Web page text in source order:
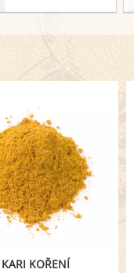
KARI KOŘENÍ